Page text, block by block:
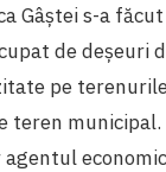
Gâștei s-a
de deșeuri
pe
teren
agentul